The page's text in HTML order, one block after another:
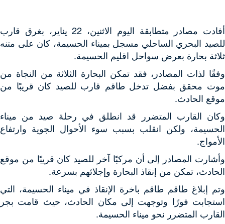
أفادت مصادر متطابقة اليوم الاثنين، 22 يناير، بغرق قارب
للصيد البحري الساحلي مسجل بميناء الحسيمة، كان على متنه
ثلاثة بحارة بعرض سواحل اقليم الحسيمة.
وفقًا لذات المصادر، فقد تمكن البحارة الثلاثة من النجاة من
موت محقق بفضل تدخل طاقم قارب للصيد كان قريبًا من
موقع الحادث.
وكان القارب المتضرر قد انطلق في رحلة صيد من ميناء
الحسيمة، ولكن انقلب بسبب سوء الأحوال الجوية وارتفاع
الأمواج.
وأشارت المصادر إلى أن مركبًا آخر للصيد كان قريبًا من موقع
الحادث، تمكن من إنقاذ البحارة وإجلائهم بسرعة.
وتم إبلاغ طاقم طاقم باخرة الإنقاذ في ميناء الحسيمة، التي
استجابت فورًا وتوجهت إلى مكان الحادث، حيث قامت بجر
القارب المتضرر نحو ميناء الحسيمة.